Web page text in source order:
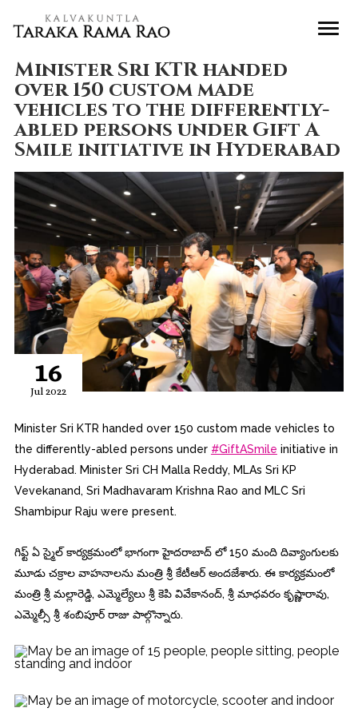
Minister Sri KTR handed
over 150 custom made
vehicles to the differently-
abled persons under Gift A
Smile initiative in Hyderabad
16
Jul 2022
Minister Sri KTR handed over 150 custom made vehicles to
the differently-abled persons under #GiftASmile initiative in
Hyderabad. Minister Sri CH Malla Reddy, MLAs Sri KP
Vevekanand, Sri Madhavaram Krishna Rao and MLC Sri
Shambipur Raju were present.
గిఫ్ట్ ఏ స్మైల్ కార్యక్రమంలో భాగంగా హైదరాబాద్ లో 150 మంది దివ్యాంగుల‌కు
మూడు చక్రాల వాహనాలను మంత్రి శ్రీ కేటీఆర్ అందజేశారు. ఈ కార్యక్రమంలో
మంత్రి శ్రీ మల్లారెడ్డి, ఎమ్మెల్యేలు శ్రీ కెపి వివేకానంద్, శ్రీ మాధవరం కృష్ణారావు,
ఎమ్మెల్సీ శ్రీ శంబిపూర్ రాజు పాల్గొన్నారు.